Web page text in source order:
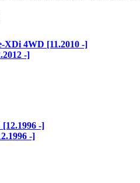
XDi 4WD [11.2010 -]
-]
-]
-]